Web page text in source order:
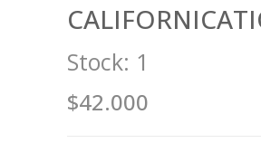
Stock: 1
$42.000